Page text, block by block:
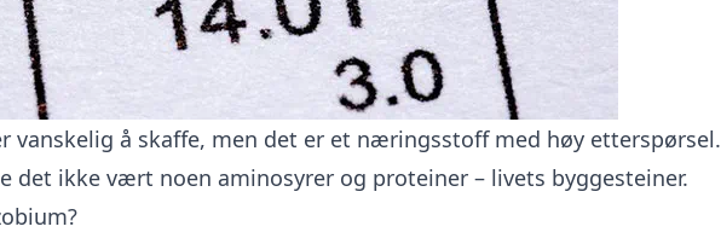
vanskelig å skaffe, men det er et næringsstoff med høy etterspørsel.
det ikke vært noen aminosyrer og proteiner – livets byggesteiner.